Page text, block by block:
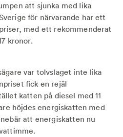
att sjunka med lika
för närvarande har ett
med ett rekommenderat
kronor.
var tolvslaget inte lika
fick en rejäl
katten på diesel med 11
höjdes energiskatten med
att energiskatten nu